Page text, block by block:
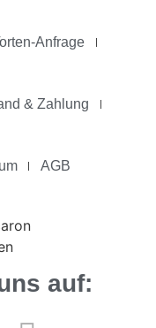
Anfrage
& Zahlung
AGB
auf: